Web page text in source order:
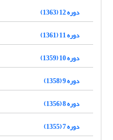
دوره 12 (1363)
دوره 11 (1361)
دوره 10 (1359)
دوره 9 (1358)
دوره 8 (1356)
دوره 7 (1355)